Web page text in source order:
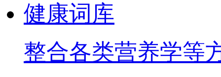
健康词库
整合各类营养学等